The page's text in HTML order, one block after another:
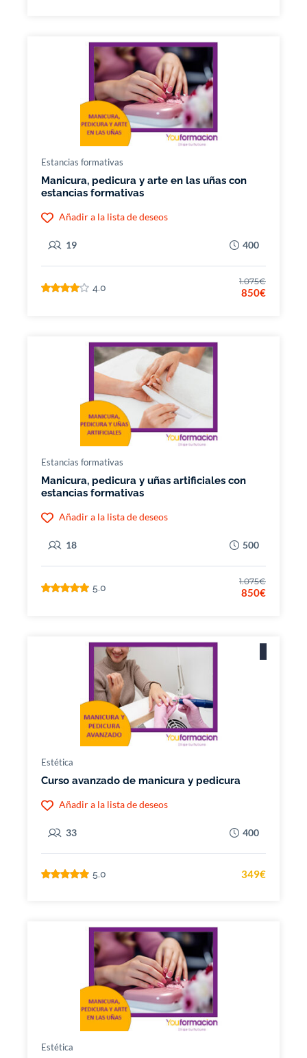
Estancias formativas
Manicura, pedicura y arte en las uñas con
estancias formativas
Añadir a la lista de deseos
19 400
4.0
1.075€
850€
Estancias formativas
Manicura, pedicura y uñas artificiales con
estancias formativas
Añadir a la lista de deseos
18 500
5.0
1.075€
850€
Estética
Curso avanzado de manicura y pedicura
Añadir a la lista de deseos
33 400
5.0 349€
Estética